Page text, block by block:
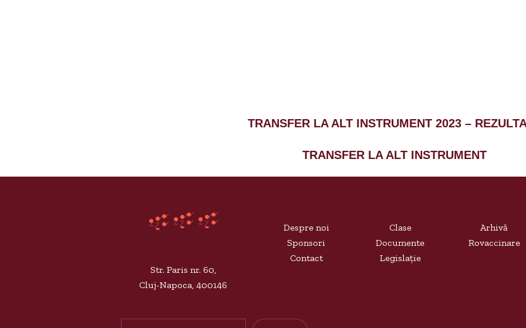
TRANSFER LA ALT INSTRUMENT 2023 –
TRANSFER LA ALT INSTRUMENT
Str. Paris nr. 60,
Cluj-Napoca, 400146
Search
Despre noi
Sponsori
Contact
Clase
Documente
Legislație
Arhivă
Rovaccinare